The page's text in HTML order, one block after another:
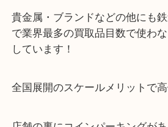
・当店の特徴
箕面市・豊中市・池田市・川
い店舗です。